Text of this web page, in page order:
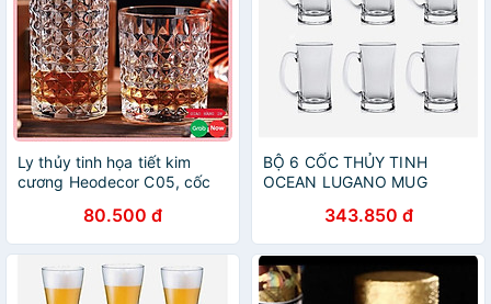
Ly thủy tinh họa tiết kim
cương Heodecor C05, cốc
80.500 đ
BỘ 6 CỐC THỦY TINH
OCEAN LUGANO MUG
343.850 đ